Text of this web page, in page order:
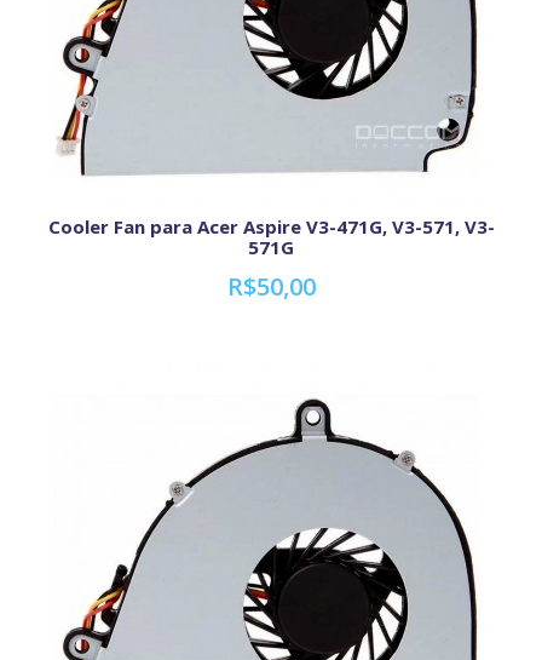
Cooler Fan para Acer Aspire V3-471G, V3-571, V3-
571G
R$50,00